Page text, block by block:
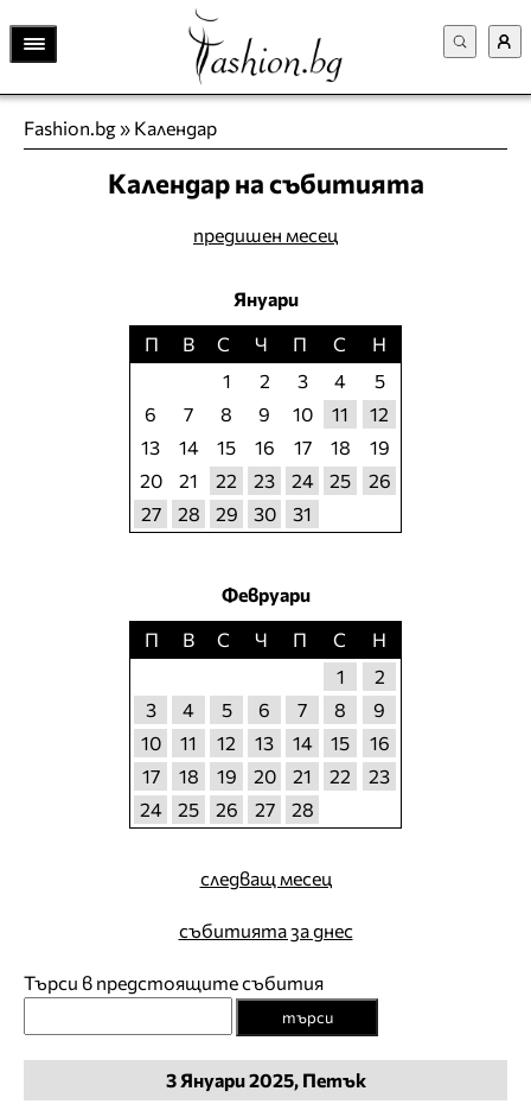
Fashion.bg» Календар
Календар на събитията
предишен месец
Януари
П
В С Ч П С
Н
1
2 3 4
5
6
7 8 9 10 11
12
13
14 15 16 17 18
19
20
21 22 23 24 25
26
27
28 29 30 31
Февруари
П
В С Ч П С
Н
1
2
3
4 5 6 7 8
9
10
11 12 13 14 15
16
17
18 19 20 21 22
23
24
25 26 27 28
следващ месец
събитията за днес
Търси в предстоящите събития
търси
3 Януари2025, Петък